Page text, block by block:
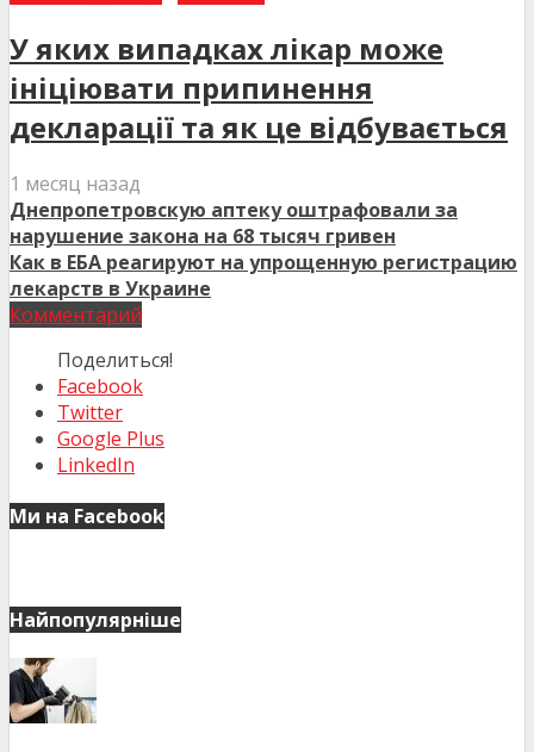
У яких випадках лікар може
ініціювати припинення
декларації та як це відбувається
1 месяц назад
Днепропетровскую аптеку оштрафовали за
нарушение закона на 68 тысяч гривен
Как в ЕБА реагируют на упрощенную регистрацию
лекарств в Украине
Комментарий
Поделиться!
Facebook
Twitter
Google Plus
LinkedIn
Ми на Facebook
Найпопулярніше